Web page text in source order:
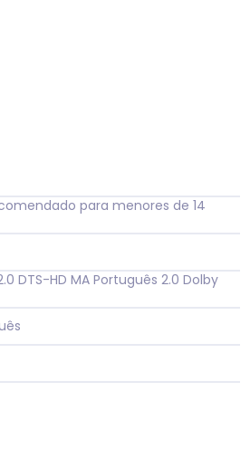
para menores de 14
DTS-HD MA Português 2.0 Dolby